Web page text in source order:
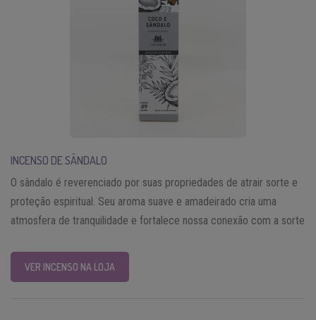
INCENSO DE SÂNDALO
O sândalo é reverenciado por suas propriedades de atrair sorte e
proteção espiritual. Seu aroma suave e amadeirado cria uma
atmosfera de tranquilidade e fortalece nossa conexão com a sorte
VER INCENSO NA LOJA